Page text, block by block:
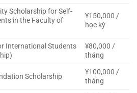
Scholarship for Self-
in the Faculty of
¥150,000 /
học kỳ
International Students
¥80,000 /
tháng
Scholarship
¥100,000 /
tháng